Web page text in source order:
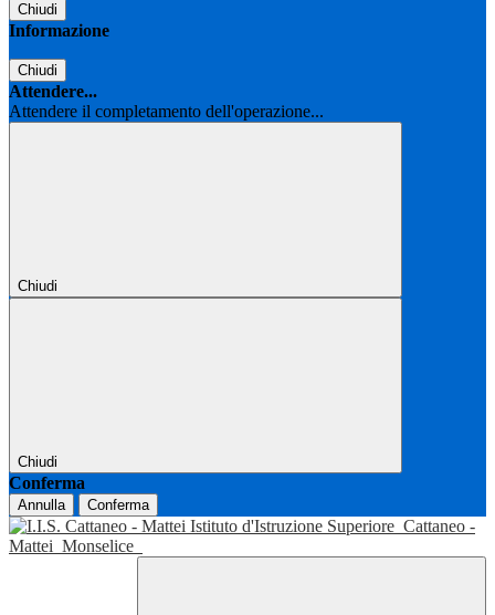
Chiudi
Informazione
Chiudi
Attendere...
Attendere il completamento dell'operazione...
Chiudi
Chiudi
Conferma
Annulla Conferma
Istituto d'Istruzione Superiore Cattaneo -
Mattei Monselice